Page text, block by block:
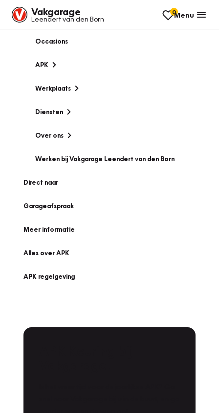
Vakgarage
Leendert van den Born
0Menu
Occasions
APK
Werkplaats
Diensten
Over ons
Werken bij Vakgarage Leendert van den Born
Direct naar
Garageafspraak
Meer informatie
Alles over APK
APK regelgeving